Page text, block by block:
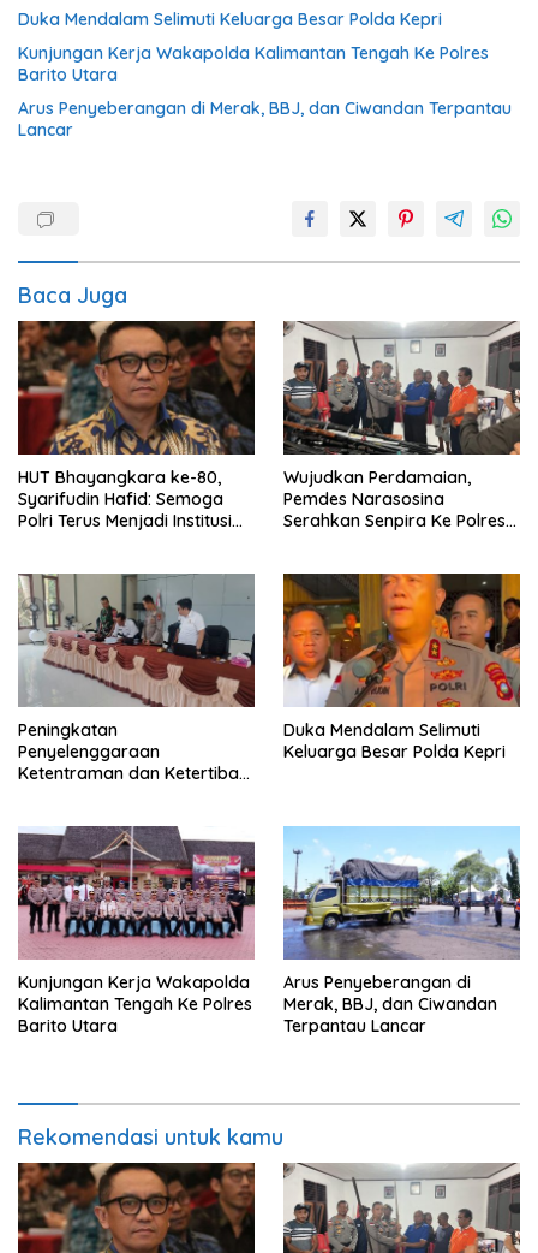
Duka Mendalam Selimuti Keluarga Besar Polda Kepri
Kunjungan Kerja Wakapolda Kalimantan Tengah Ke Polres
Barito Utara
Arus Penyeberangan di Merak, BBJ, dan Ciwandan Terpantau
Lancar
Baca Juga
HUT Bhayangkara ke-80,
Syarifudin Hafid: Semoga
Polri Terus Menjadi Institusi
Wujudkan Perdamaian,
Pemdes Narasosina
Serahkan Senpira Ke Polres
Peningkatan
Penyelenggaraan
Ketentraman dan Ketertiban
Duka Mendalam Selimuti
Keluarga Besar Polda Kepri
Kunjungan Kerja Wakapolda
Kalimantan Tengah Ke Polres
Barito Utara
Arus Penyeberangan di
Merak, BBJ, dan Ciwandan
Terpantau Lancar
Rekomendasi untuk kamu